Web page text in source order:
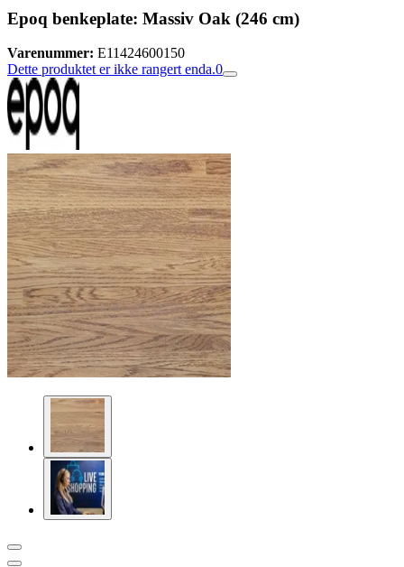
Epoq benkeplate: Massiv Oak (246 cm)
Varenummer: E11424600150
Dette produktet er ikke rangert enda.0